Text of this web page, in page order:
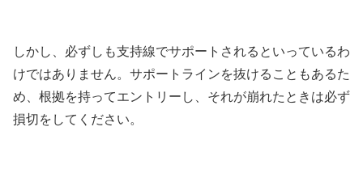
しかし、必ずしも支持線でサポートされるといっているわ
けではありません。サポートラインを抜けることもあるた
め、根拠を持ってエントリーし、それが崩れたときは必ず
損切をしてください。